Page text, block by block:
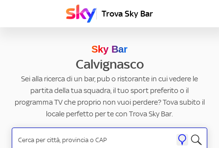
Trova Sky Bar
Sky Bar
Calvignasco
Sei alla ricerca di un bar, pub o ristorante in cui vedere le
partita della tua squadra, il tuo sport preferito o il
programma TV che proprio non vuoi perdere? Tova subito il
locale perfetto per te con Trova Sky Bar.